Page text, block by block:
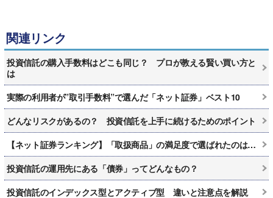
関連リンク
投資信託の購入手数料はどこも同じ？ プロが教える賢い買い方と
は
実際の利用者が”取引手数料”で選んだ「ネット証券」ベスト10
どんなリスクがあるの？ 投資信託を上手に続けるためのポイント
【ネット証券ランキング】「取扱商品」の満足度で選ばれたのは…
投資信託の運用先にある「債券」ってどんなもの？
投資信託のインデックス型とアクティブ型 違いと注意点を解説